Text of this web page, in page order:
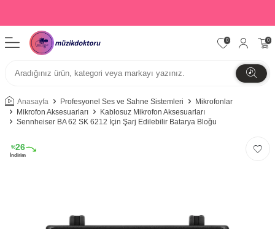
0 0
Anasayfa Profesyonel Ses ve Sahne Sistemleri
Mikrofonlar
Mikrofon Aksesuarları
Kablosuz Mikrofon Aksesuarları
Sennheiser BA 62 SK 6212 İçin Şarj Edilebilir Batarya Bloğu
%26
İndirim